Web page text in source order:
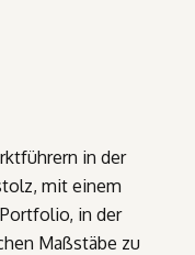
in der
mit einem
in der
Maßstäbe zu